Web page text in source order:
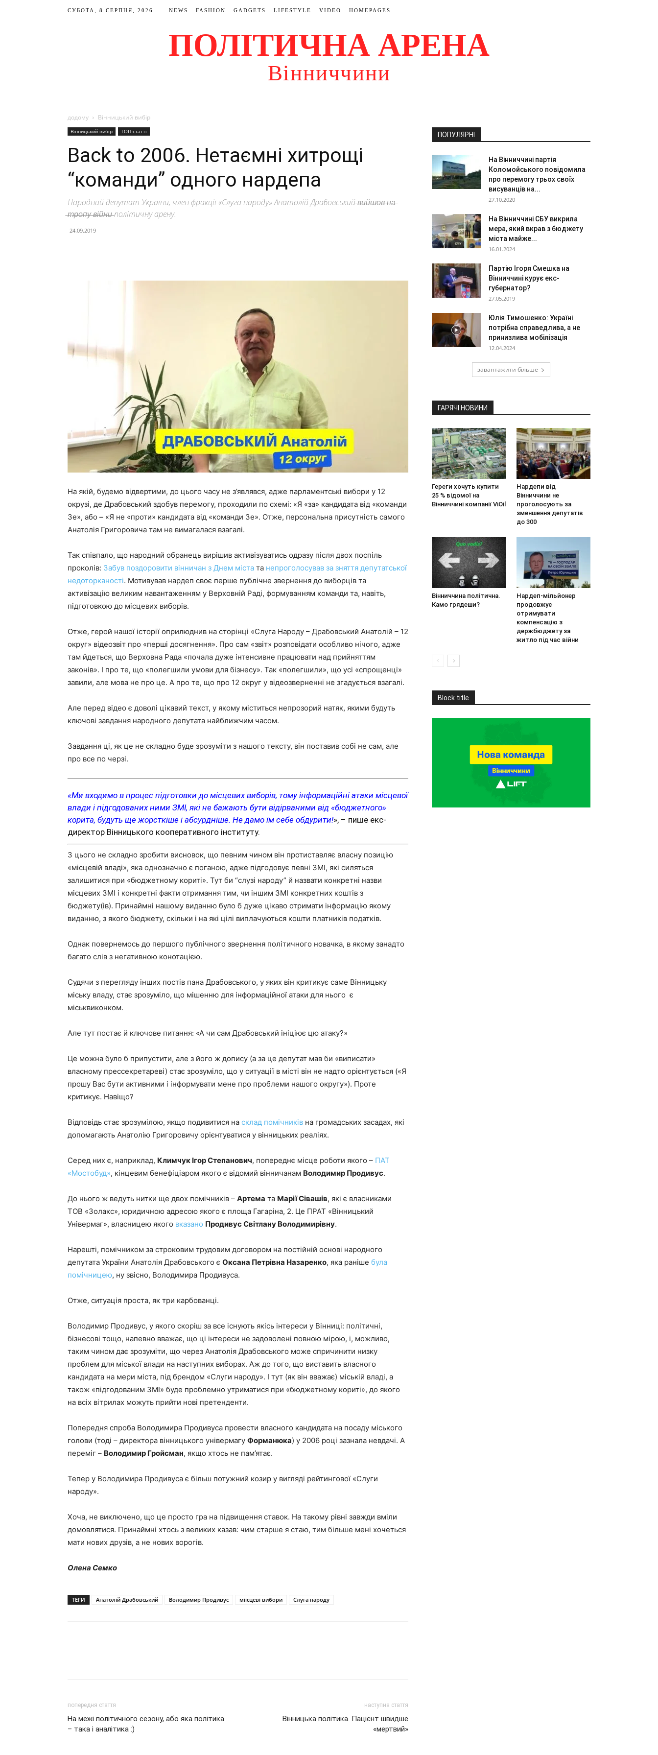
СУБОТА, 8 СЕРПНЯ, 2026 NEWS FASHION GADGETS LIFESTYLE VIDEO HOMEPAGES
ПОЛІТИЧНА АРЕНА
Вінниччини
додому Вінницький вибір
Вінницький вибір ТОП-статті
Back to 2006. Нетаємні хитрощі
“команди” одного нардепа
Народний депутат України, член фракції «Слуга народу» Анатолій Драбовський ̶в̶и̶й̶ш̶о̶в̶ ̶н̶а̶
̶т̶р̶о̶п̶у̶ ̶в̶і̶й̶н̶и̶ політичну арену.
24.09.2019
На якій, будемо відвертими, до цього часу не з’являвся, адже парламентські вибори у 12
окрузі, де Драбовський здобув перемогу, проходили по схемі: «Я «за» кандидата від «команди
Зе», або – «Я не «проти» кандидата від «команди Зе». Отже, персональна присутність самого
Анатолія Григоровича там не вимагалася взагалі.
Так співпало, що народний обранець вирішив активізуватись одразу після двох поспіль
проколів: Забув поздоровити вінничан з Днем міста та непроголосував за зняття депутатської
недоторканості. Мотивував нардеп своє перше публічне звернення до виборців та
активізацію великим навантаженням у Верховній Раді, формуванням команди та, навіть,
підготовкою до місцевих виборів.
Отже, герой нашої історії оприлюднив на сторінці «Слуга Народу – Драбовський Анатолій – 12
округ» відеозвіт про «перші досягнення». Про сам «звіт» розповідати особливо нічого, адже
там йдеться, що Верховна Рада «почала дуже інтенсивне працювати над прийняттям
законів». І про те, що «полегшили умови для бізнесу». Так «полегшили», що усі «спрощенці»
завили, але мова не про це. А про те, що про 12 округ у відеозверненні не згадується взагалі.
Але перед відео є доволі цікавий текст, у якому міститься непрозорий натяк, якими будуть
ключові завдання народного депутата найближчим часом.
Завдання ці, як це не складно буде зрозуміти з нашого тексту, він поставив собі не сам, але
про все по черзі.
«Ми входимо в процес підготовки до місцевих виборів, тому інформаційні атаки місцевої
влади і підгодованих ними ЗМІ, які не бажають бути відірваними від «бюджетного»
корита, будуть ще жорсткіше і абсурдніше. Не дамо їм себе обдурити!», – пише екс-
директор Вінницького кооперативного інституту.
З цього не складно зробити висновок, що певним чином він протиставляє власну позицію
«місцевій владі», яка однозначно є поганою, адже підгодовує певні ЗМІ, які силяться
залишитися при «бюджетному кориті». Тут би “слузі народу” й назвати конкретні назви
місцевих ЗМІ і конкретні факти отримання тим, чи іншим ЗМІ конкретних коштів з
бюджету(ів). Принаймні нашому виданню було б дуже цікаво отримати інформацію якому
виданню, з якого бюджету, скільки і на які цілі виплачуються кошти платників податків.
Однак повернемось до першого публічного звернення політичного новачка, в якому занадто
багато слів з негативною конотацією.
Судячи з перегляду інших постів пана Драбовського, у яких він критикує саме Вінницьку
міську владу, стає зрозуміло, що мішенню для інформаційної атаки для нього є
міськвиконком.
Але тут постає й ключове питання: «А чи сам Драбовський ініціює цю атаку?»
Це можна було б припустити, але з його ж допису (а за це депутат мав би «виписати»
власному прессекретареві) стає зрозуміло, що у ситуації в місті він не надто орієнтується («Я
прошу Вас бути активними і інформувати мене про проблеми нашого округу»). Проте
критикує. Навіщо?
Відповідь стає зрозумілою, якщо подивитися на склад помічників на громадських засадах, які
допомагають Анатолію Григоровичу орієнтуватися у вінницьких реаліях.
Серед них є, наприклад, Климчук Ігор Степанович, попереднє місце роботи якого – ПАТ
«Мостобуд», кінцевим бенефіціаром якого є відомий вінничанам Володимир Продивус.
До нього ж ведуть нитки ще двох помічників – Артема та Марії Сівашів, які є власниками
ТОВ «Золакс», юридичною адресою якого є площа Гагаріна, 2. Це ПРАТ «Вінницький
Універмаг», власницею якого вказано Продивус Світлану Володимирівну.
Нарешті, помічником за строковим трудовим договором на постійній основі народного
депутата України Анатолія Драбовського є Оксана Петрівна Назаренко, яка раніше була
помічницею, ну звісно, Володимира Продивуса.
Отже, ситуація проста, як три карбованці.
Володимир Продивус, у якого скоріш за все існують якісь інтереси у Вінниці: політичні,
бізнесові тощо, напевно вважає, що ці інтереси не задоволені повною мірою, і, можливо,
таким чином дає зрозуміти, що через Анатолія Драбовського може спричинити низку
проблем для міської влади на наступних виборах. Аж до того, що виставить власного
кандидата на мери міста, під брендом «Слуги народу». І тут (як він вважає) міській владі, а
також «підгодованим ЗМІ» буде проблемно утриматися при «бюджетному кориті», до якого
на всіх вітрилах можуть прийти нові претенденти.
Попередня спроба Володимира Продивуса провести власного кандидата на посаду міського
голови (тоді – директора вінницького універмагу Форманюка) у 2006 році зазнала невдачі. А
переміг – Володимир Гройсман, якщо хтось не пам’ятає.
Тепер у Володимира Продивуса є більш потужний козир у вигляді рейтингової «Слуги
народу».
Хоча, не виключено, що це просто гра на підвищення ставок. На такому рівні завжди вміли
домовлятися. Принаймні хтось з великих казав: чим старше я стаю, тим більше мені хочеться
мати нових друзів, а не нових ворогів.
Олена Семко
ТЕГИ Анатолій Драбовський Володимир Продивус міісцеві вибори Слуга народу
попередня стаття
На межі політичного сезону, або яка політика
– така і аналітика :)
наступна стаття
Вінницька політика. Пацієнт швидше
«мертвий»
ПОПУЛЯРНІ
На Вінниччині партія
Коломойського повідомила
про перемогу трьох своїх
висуванців на...
27.10.2020
На Вінниччині СБУ викрила
мера, який вкрав з бюджету
міста майже...
16.01.2024
Партію Ігоря Смешка на
Вінниччині курує екс-
губернатор?
27.05.2019
Юлія Тимошенко: Україні
потрібна справедлива, а не
принизлива мобілізація
12.04.2024
завантажити більше
ГАРЯЧІ НОВИНИ
Гереги хочуть купити
25 % відомої на
Вінниччині компанії ViOil
Нардепи від
Вінниччини не
проголосують за
зменшення депутатів
до 300
Вінниччина політична.
Камо грядеши?
Нардеп-мільйонер
продовжує
отримувати
компенсацію з
держбюджету за
житло під час війни
Block title